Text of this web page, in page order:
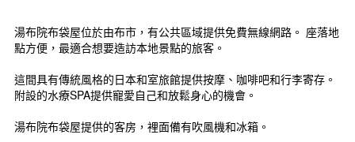
湯布院布袋屋位於由布市，有公共區域提供免費無線網路。 座落地
點方便，最適合想要造訪本地景點的旅客。
這間具有傳統風格的日本和室旅館提供按摩、咖啡吧和行李寄存。
附設的水療SPA提供寵愛自己和放鬆身心的機會。
湯布院布袋屋提供的客房，裡面備有吹風機和冰箱。